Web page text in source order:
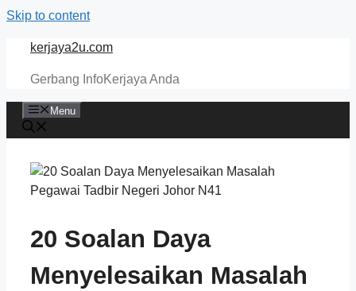
Skip to content
kerjaya2u.com
Gerbang InfoKerjaya Anda
Menu
20 Soalan Daya
Menyelesaikan Masalah